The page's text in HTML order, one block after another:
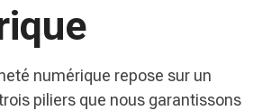
numérique repose sur un
piliers que nous garantissons